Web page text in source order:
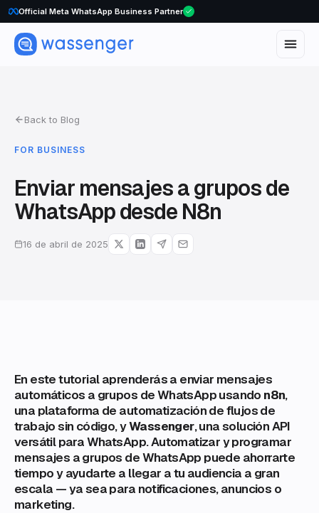
WhatsApp Voice Calls are here
Back to Blog
FOR BUSINESS
Enviar mensajes a grupos de
WhatsApp desde N8n
16 de abril de 2025
En este tutorial aprenderás a enviar mensajes
automáticos a grupos de WhatsApp usando n8n,
una plataforma de automatización de flujos de
trabajo sin código, yWassenger, una solución API
versátil para WhatsApp. Automatizar y programar
mensajes a grupos de WhatsApp puede ahorrarte
tiempo y ayudarte a llegar a tu audiencia a gran
escala — ya sea para notificaciones, anuncios o
marketing.